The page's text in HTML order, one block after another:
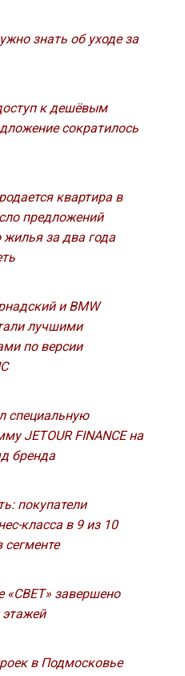
знать об уходе за
к дешёвым
сократилось
квартира в
предложений
за два года
и BMW
лучшими
по версии
специальную
JETOUR FINANCE на
бренда
покупатели
класса в 9 из 10
сегменте
«СВЕТ» завершено
этажей
в Подмосковье